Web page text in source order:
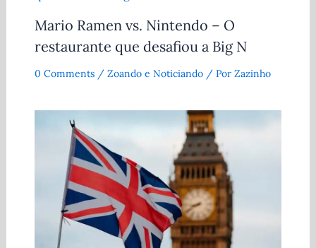
Mario Ramen vs. Nintendo – O
restaurante que desafiou a Big N
0 Comments / Zoando e Noticiando/ Por Zazinho